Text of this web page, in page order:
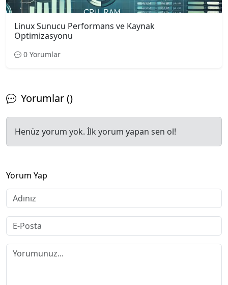
Linux Sunucu Performans ve Kaynak
Optimizasyonu
0 Yorumlar
Yorumlar ()
Henüz yorum yok. İlk yorum yapan sen ol!
Yorum Yap